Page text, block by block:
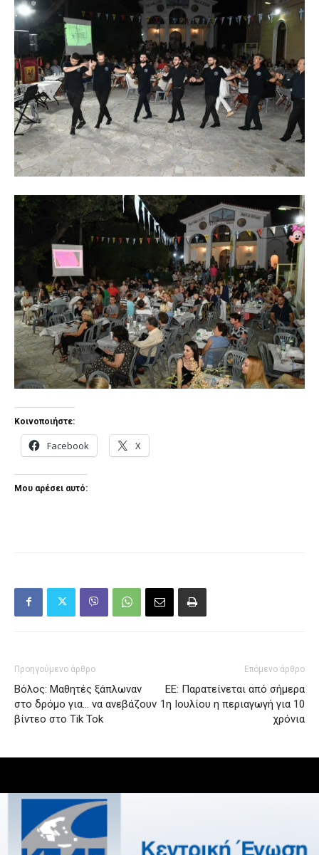
Κοινοποιήστε:
Facebook X
Μου αρέσει αυτό:
Προηγούμενο άρθρο
Βόλος: Μαθητές ξάπλωναν
στο δρόμο για… να ανεβάζουν
βίντεο στο Tik Tok
Επόμενο άρθρο
ΕΕ: Παρατείνεται από σήμερα
1η Ιουλίου η περιαγωγή για 10
χρόνια